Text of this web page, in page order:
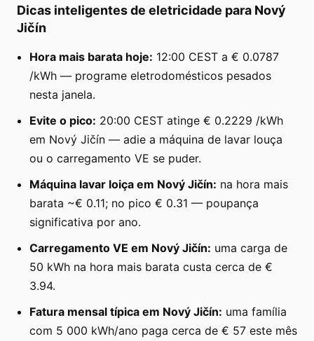
Dicas inteligentes de eletricidade para Nový
Jičín
Hora mais barata hoje: 12:00 CEST a € 0.0787
/kWh — programe eletrodomésticos pesados
nesta janela.
Evite o pico: 20:00 CEST atinge € 0.2229 /kWh
em Nový Jičín — adie a máquina de lavar louça
ou o carregamento VE se puder.
Máquina lavar loiça em Nový Jičín: na hora mais
barata ~€ 0.11; no pico € 0.31 — poupança
significativa por ano.
Carregamento VE em Nový Jičín: uma carga de
50 kWh na hora mais barata custa cerca de €
3.94.
Fatura mensal típica em Nový Jičín: uma família
com 5 000 kWh/ano paga cerca de € 57 este mês